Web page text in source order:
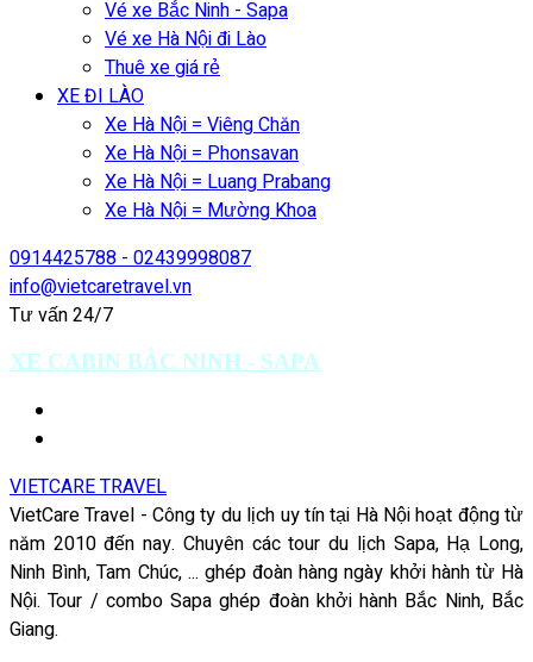
Vé xe Bắc Ninh - Sapa
Vé xe Hà Nội đi Lào
Thuê xe giá rẻ
XE ĐI LÀO
Xe Hà Nội = Viêng Chăn
Xe Hà Nội = Phonsavan
Xe Hà Nội = Luang Prabang
Xe Hà Nội = Mường Khoa
0914425788 - 02439998087
info@vietcaretravel.vn
Tư vấn 24/7
XE CABIN BẮC NINH - SAPA
VIETCARE TRAVEL
VietCare Travel - Công ty du lịch uy tín tại Hà Nội hoạt động từ
năm 2010 đến nay. Chuyên các tour du lịch Sapa, Hạ Long,
Ninh Bình, Tam Chúc, ... ghép đoàn hàng ngày khởi hành từ Hà
Nội. Tour / combo Sapa ghép đoàn khởi hành Bắc Ninh, Bắc
Giang.